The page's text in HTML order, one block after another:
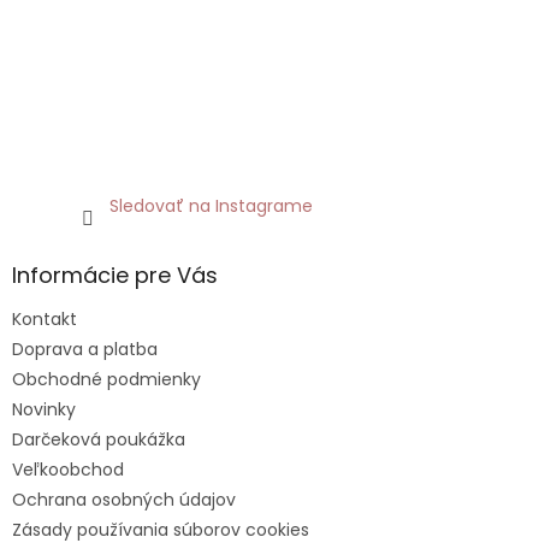
Sledovať na Instagrame
Informácie pre Vás
Kontakt
Doprava a platba
Obchodné podmienky
Novinky
Darčeková poukážka
Veľkoobchod
Ochrana osobných údajov
Zásady používania súborov cookies